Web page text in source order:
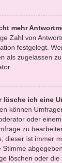
mehr
Zahl von
festgelegt.
als zugelassen
lösche ich eine
können
oder
zu
dieser ist immer
Stimme
löschen oder die